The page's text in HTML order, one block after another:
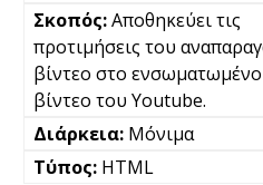
Αποθηκεύει τις
προτιμήσεις του
βίντεο στο ενσωματωμένο
βίντεο του Youtube.
Μόνιμα
HTML